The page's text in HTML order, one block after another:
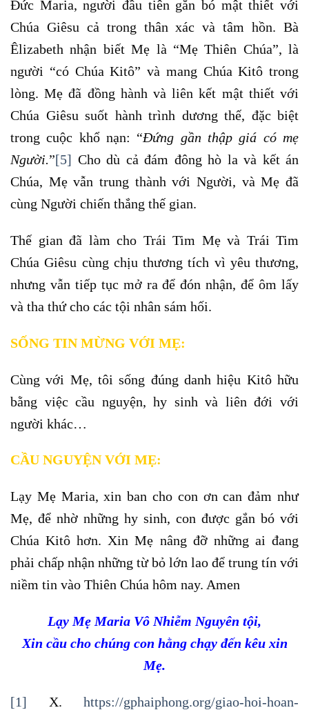
Đức Maria, người đầu tiên gắn bó mật thiết với
Chúa Giêsu cả trong thân xác và tâm hồn. Bà
Êlizabeth nhận biết Mẹ là “Mẹ Thiên Chúa”, là
người “có Chúa Kitô” và mang Chúa Kitô trong
lòng. Mẹ đã đồng hành và liên kết mật thiết với
Chúa Giêsu suốt hành trình dương thế, đặc biệt
trong cuộc khổ nạn: “Đứng gần thập giá có mẹ
Người.”[5] Cho dù cả đám đông hò la và kết án
Chúa, Mẹ vẫn trung thành với Người, và Mẹ đã
cùng Người chiến thắng thế gian.
Thế gian đã làm cho Trái Tim Mẹ và Trái Tim
Chúa Giêsu cùng chịu thương tích vì yêu thương,
nhưng vẫn tiếp tục mở ra để đón nhận, để ôm lấy
và tha thứ cho các tội nhân sám hối.
SỐNG TIN MỪNG VỚI MẸ:
Cùng với Mẹ, tôi sống đúng danh hiệu Kitô hữu
bằng việc cầu nguyện, hy sinh và liên đới với
người khác…
CẦU NGUYỆN VỚI MẸ:
Lạy Mẹ Maria, xin ban cho con ơn can đảm như
Mẹ, để nhờ những hy sinh, con được gắn bó với
Chúa Kitô hơn. Xin Mẹ nâng đỡ những ai đang
phải chấp nhận những từ bỏ lớn lao để trung tín với
niềm tin vào Thiên Chúa hôm nay. Amen
Lạy Mẹ Maria Vô Nhiễm Nguyên tội,
Xin cầu cho chúng con hằng chạy đến kêu xin
Mẹ.
[1] X. https://gphaiphong.org/giao-hoi-hoan-